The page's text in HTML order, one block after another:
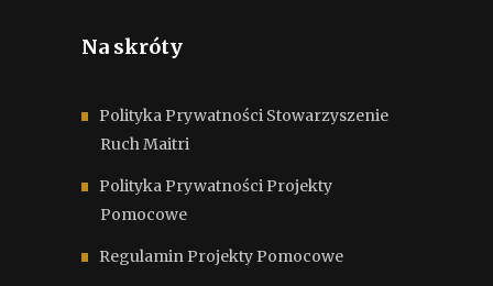
Na skróty
Polityka Prywatności Stowarzyszenie
Ruch Maitri
Polityka Prywatności Projekty
Pomocowe
Regulamin Projekty Pomocowe